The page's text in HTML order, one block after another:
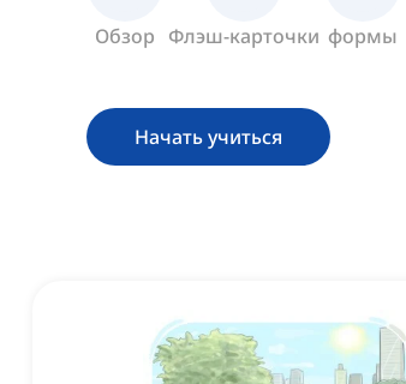
Обзор Флэш-карточки формы
Начать учиться